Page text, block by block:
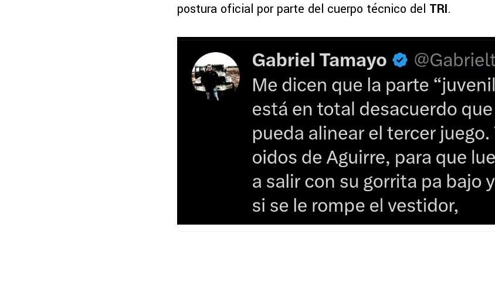
postura oficial por parte del cuerpo técnico del TRI.